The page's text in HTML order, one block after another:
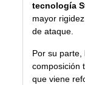
tecnología
mayor
de ataque.
Por su parte,
composición
que viene